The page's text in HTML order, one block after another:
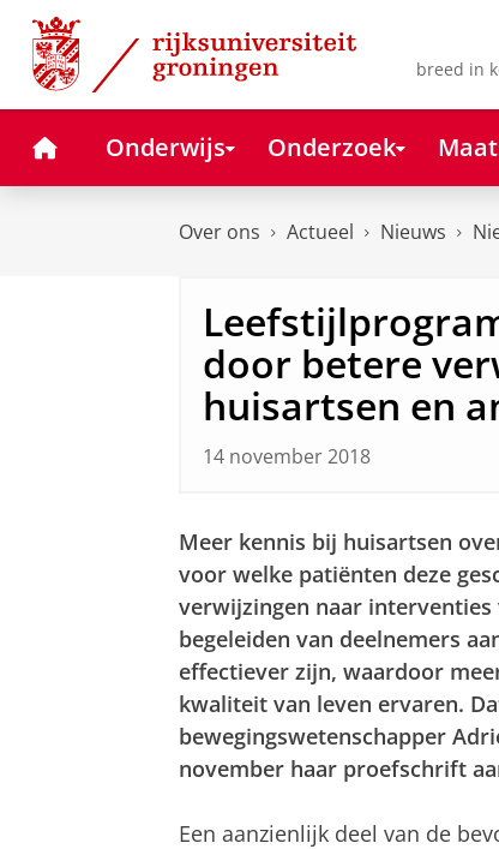
Skip
Content
Skip
Navigation
breed in
HomeOnderwijs Onderzoek
Over ons Actueel Nieuws
door betere
huisartsen en
14 november 2018
Meer kennis bij huisartsen
voor welke patiënten deze
verwijzingen naar interventies
begeleiden van deelnemers
effectiever zijn, waardoor
kwaliteit van leven ervaren.
bewegingswetenschapper
november haar proefschrift
Een aanzienlijk deel van de